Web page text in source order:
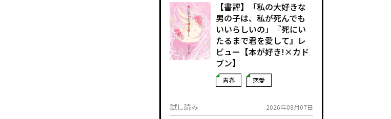
【書評】「私の大好きな
男の子は、私が死んでも
いいらしいの」――『死にい
たるまで君を愛して』レ
ビュー【本が好き!×カド
ブン】
青春 恋愛
試し読み 2026年08月07日